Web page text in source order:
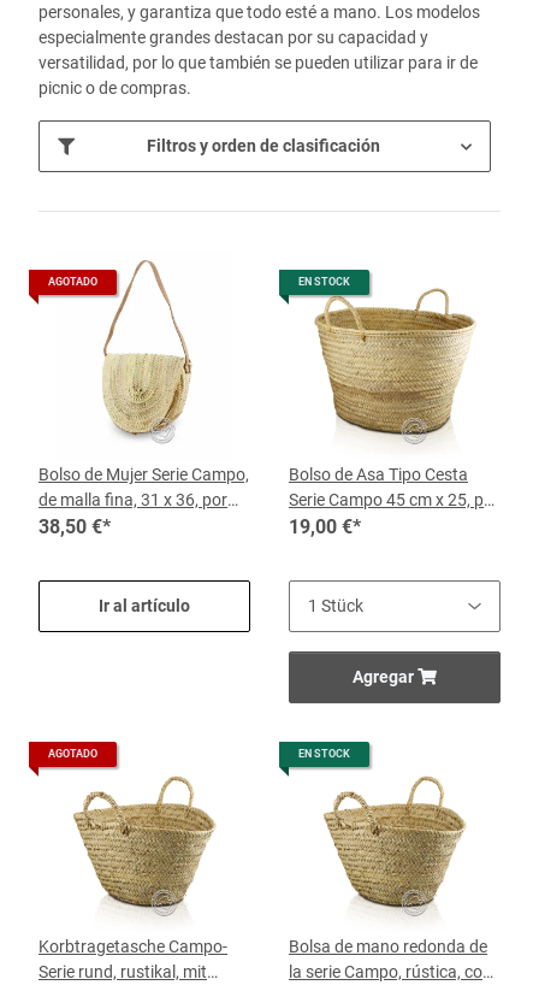
personales, y garantiza que todo esté a mano. Los modelos
especialmente grandes destacan por su capacidad y
versatilidad, por lo que también se pueden utilizar para ir de
picnic o de compras.
Filtros y orden de clasificación
AGOTADO
Bolso de Mujer Serie Campo,
de malla fina, 31 x 36, por
cada bolso
38,50 €*
Ir al artículo
EN STOCK
Bolso de Asa Tipo Cesta
Serie Campo 45 cm x 25, por
Cesta
19,00 €*
Agregar
AGOTADO
Korbtragetasche Campo-
Serie rund, rustikal, mit
EN STOCK
Bolsa de mano redonda de
la serie Campo, rústica, con